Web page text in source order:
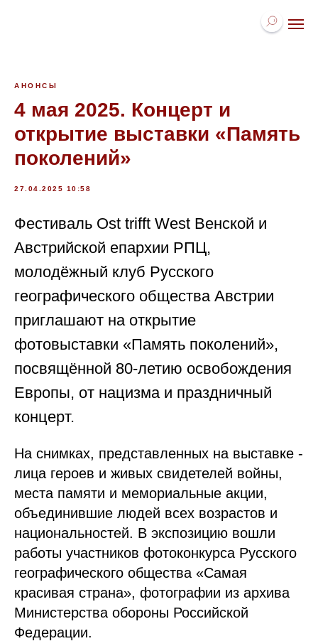
АНОНСЫ
4 мая 2025. Концерт и
открытие выставки «Память
поколений»
27.04.2025 10:58
Фестиваль Ost trifft West Венской и
Австрийской епархии РПЦ,
молодёжный клуб Русского
географического общества Австрии
приглашают на открытие
фотовыставки «Память поколений»,
посвящённой 80-летию освобождения
Европы, от нацизма и праздничный
концерт.
На снимках, представленных на выставке -
лица героев и живых свидетелей войны,
места памяти и мемориальные акции,
объединившие людей всех возрастов и
национальностей. В экспозицию вошли
работы участников фотоконкурса Русского
географического общества «Самая
красивая страна», фотографии из архива
Министерства обороны Российской
Федерации.